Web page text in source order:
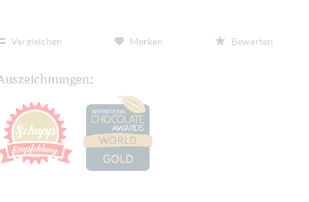
Vergleichen Merken Bewerten